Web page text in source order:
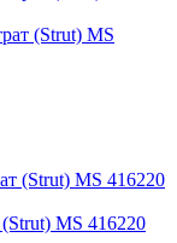
(Strut) MS
MS 416220